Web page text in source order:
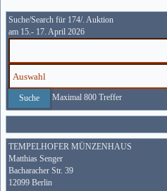
Suche/Search für 174/. Auktion
am 15.- 17. April 2026
Maximal 800 Treffer
TEMPELHOFER MÜNZENHAUS
Matthias Senger
Bacharacher Str. 39
12099 Berlin